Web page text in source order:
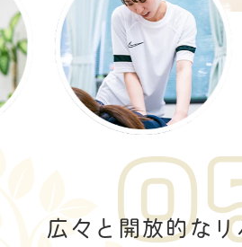
広々と開放的な